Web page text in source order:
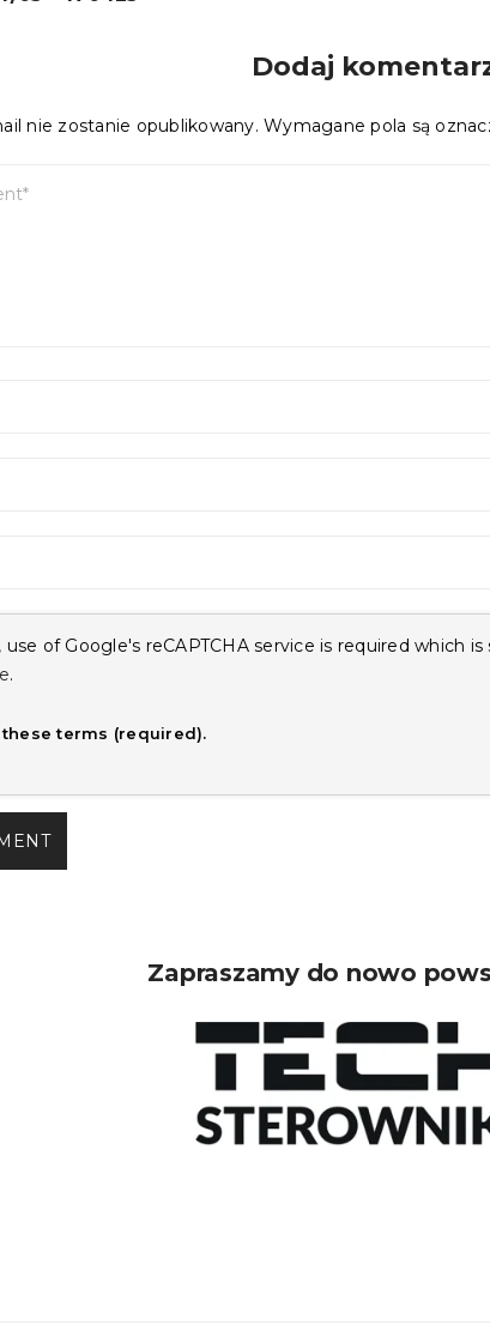
Dodaj
nie zostanie opublikowany. Wymagane pola są
use of Google's reCAPTCHA service is required which
.
terms (required).
Zapraszamy do nowo